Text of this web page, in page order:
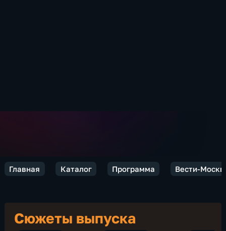
Главная Каталог Программа Вести-
Сюжеты выпуска